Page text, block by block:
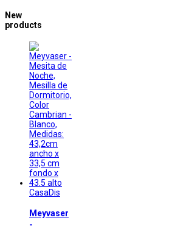
New
products
CasaDis
Meyvaser